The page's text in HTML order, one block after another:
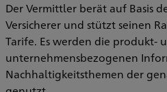
Der Vermittler berät auf Basis
Versicherer und stützt seinen
Tarife. Es werden die produkt-
unternehmensbezogenen
Nachhaltigkeitsthemen der